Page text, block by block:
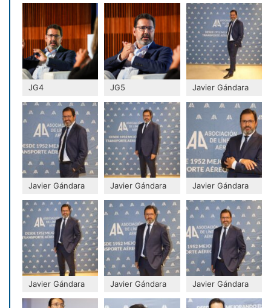
JG4 JG5 Javier Gándara
Javier Gándara Javier Gándara Javier Gándara
Javier Gándara Javier Gándara Javier Gándara